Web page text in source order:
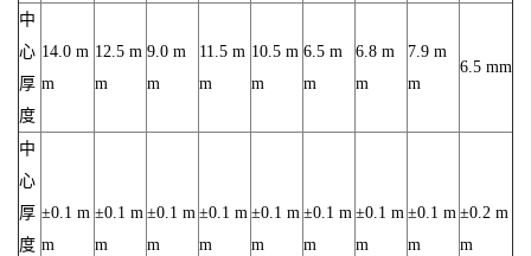
中
心
厚
度
14.0 m
m
12.5 m
m
9.0 m
m
11.5 m
m
10.5 m
m
6.5 m
m
6.8 m
m
7.9 m
m
6.5 mm
中
心
厚
度
±0.1 m
m
±0.1 m
m
±0.1 m
m
±0.1 m
m
±0.1 m
m
±0.1 m
m
±0.1 m
m
±0.1 m
m
±0.2 m
m